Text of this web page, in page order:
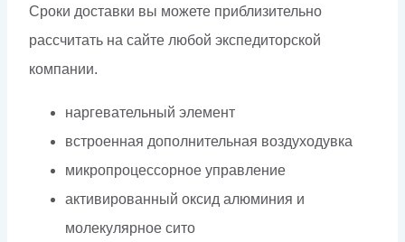
Сроки доставки вы можете приблизительно
рассчитать на сайте любой экспедиторской
компании.
наргевательный элемент
встроенная дополнительная воздуходувка
микропроцессорное управление
активированный оксид алюминия и
молекулярное сито